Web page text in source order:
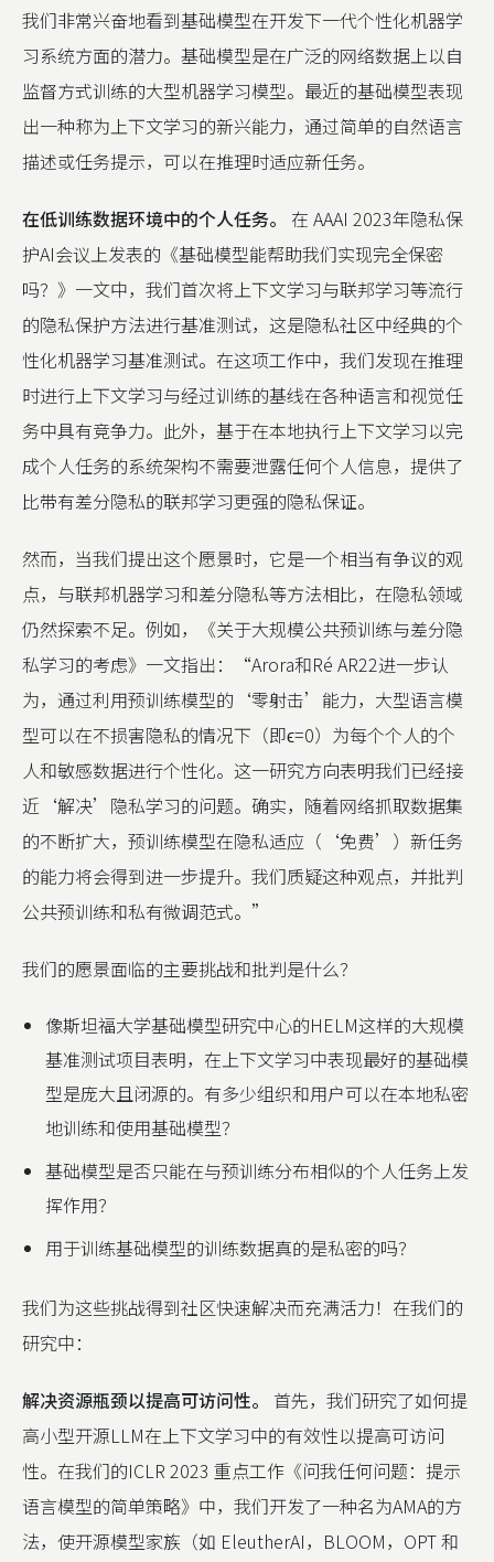
我们非常兴奋地看到基础模型在开发下一代个性化机器学
习系统方面的潜力。基础模型是在广泛的网络数据上以自
监督方式训练的大型机器学习模型。最近的基础模型表现
出一种称为上下文学习的新兴能力，通过简单的自然语言
描述或任务提示，可以在推理时适应新任务。
在低训练数据环境中的个人任务。
在 AAAI 2023年隐私保
护AI会议上发表的《基础模型能帮助我们实现完全保密
吗？》一文中，我们首次将上下文学习与联邦学习等流行
的隐私保护方法进行基准测试，这是隐私社区中经典的个
性化机器学习基准测试。在这项工作中，我们发现在推理
时进行上下文学习与经过训练的基线在各种语言和视觉任
务中具有竞争力。此外，基于在本地执行上下文学习以完
成个人任务的系统架构不需要泄露任何个人信息，提供了
比带有差分隐私的联邦学习更强的隐私保证。
然而，当我们提出这个愿景时，它是一个相当有争议的观
点，与联邦机器学习和差分隐私等方法相比，在隐私领域
仍然探索不足。例如，《关于大规模公共预训练与差分隐
私学习的考虑》一文指出：“Arora和Ré AR22进一步认
为，通过利用预训练模型的‘零射击’能力，大型语言模
型可以在不损害隐私的情况下（即ϵ=0）为每个个人的个
人和敏感数据进行个性化。这一研究方向表明我们已经接
近‘解决’隐私学习的问题。确实，随着网络抓取数据集
的不断扩大，预训练模型在隐私适应（‘免费’）新任务
的能力将会得到进一步提升。我们质疑这种观点，并批判
公共预训练和私有微调范式。”
我们的愿景面临的主要挑战和批判是什么？
像斯坦福大学基础模型研究中心的HELM这样的大规模
基准测试项目表明，在上下文学习中表现最好的基础模
型是庞大且闭源的。有多少组织和用户可以在本地私密
地训练和使用基础模型？
基础模型是否只能在与预训练分布相似的个人任务上发
挥作用？
用于训练基础模型的训练数据真的是私密的吗？
我们为这些挑战得到社区快速解决而充满活力！在我们的
研究中：
解决资源瓶颈以提高可访问性。
首先，我们研究了如何提
高小型开源LLM在上下文学习中的有效性以提高可访问
性。在我们的ICLR 2023 重点工作《问我任何问题：提示
语言模型的简单策略》中，我们开发了一种名为AMA的方
法，使开源模型家族（如 EleutherAI，BLOOM，OPT 和